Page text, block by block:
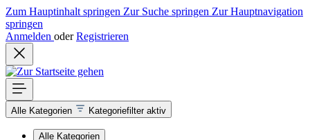
Zum Hauptinhalt springen Zur Suche springen Zur Hauptnavigation
springen
Anmelden oder Registrieren
Alle Kategorien Kategoriefilter aktiv
Alle Kategorien